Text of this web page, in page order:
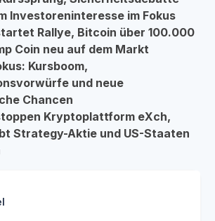
Investoreninteresse im Fokus
Rallye, Bitcoin über 100.000
Coin neu auf dem Markt
Kursboom,
und neue
Chancen
Kryptoplattform eXch,
Strategy-Aktie und US-Staaten